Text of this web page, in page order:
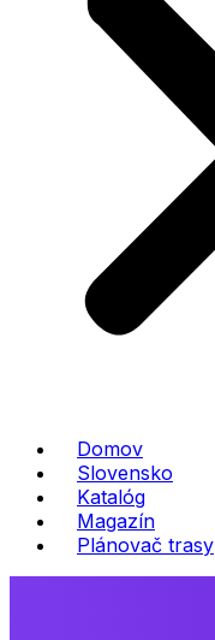
Domov
Slovensko
Katalóg
Magazín
Plánovač trasy